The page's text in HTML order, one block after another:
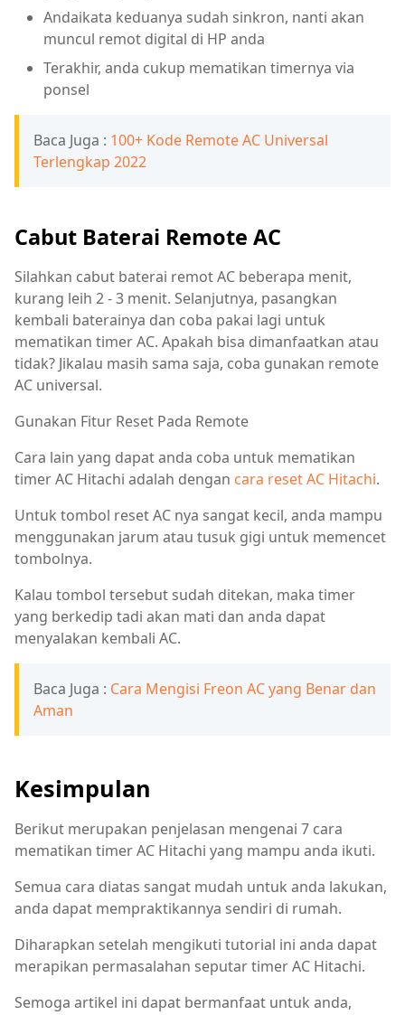
Andaikata keduanya sudah sinkron, nanti akan
muncul remot digital di HP anda
Terakhir, anda cukup mematikan timernya via
ponsel
Baca Juga : 100+ Kode Remote AC Universal
Terlengkap 2022
Cabut Baterai Remote AC
Silahkan cabut baterai remot AC beberapa menit,
kurang leih 2 - 3 menit. Selanjutnya, pasangkan
kembali baterainya dan coba pakai lagi untuk
mematikan timer AC. Apakah bisa dimanfaatkan atau
tidak? Jikalau masih sama saja, coba gunakan remote
AC universal.
Gunakan Fitur Reset Pada Remote
Cara lain yang dapat anda coba untuk mematikan
timer AC Hitachi adalah dengan cara reset AC Hitachi.
Untuk tombol reset AC nya sangat kecil, anda mampu
menggunakan jarum atau tusuk gigi untuk memencet
tombolnya.
Kalau tombol tersebut sudah ditekan, maka timer
yang berkedip tadi akan mati dan anda dapat
menyalakan kembali AC.
Baca Juga : Cara Mengisi Freon AC yang Benar dan
Aman
Kesimpulan
Berikut merupakan penjelasan mengenai 7 cara
mematikan timer AC Hitachi yang mampu anda ikuti.
Semua cara diatas sangat mudah untuk anda lakukan,
anda dapat mempraktikannya sendiri di rumah.
Diharapkan setelah mengikuti tutorial ini anda dapat
merapikan permasalahan seputar timer AC Hitachi.
Semoga artikel ini dapat bermanfaat untuk anda,